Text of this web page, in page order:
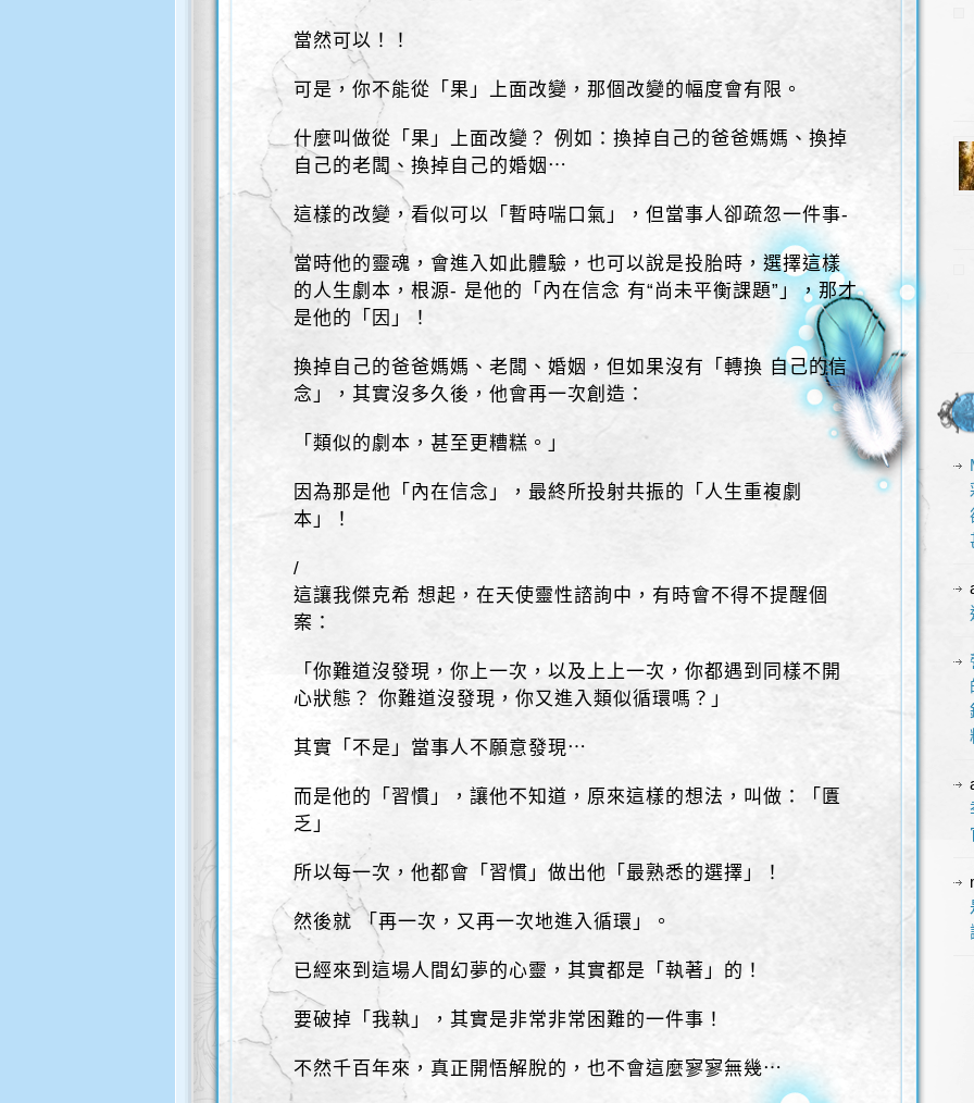
當然可以！！
可是，你不能從「果」上面改變，那個改變的幅度會有限。
什麼叫做從「果」上面改變？ 例如：換掉自己的爸爸媽媽、換掉
自己的老闆、換掉自己的婚姻⋯
這樣的改變，看似可以「暫時喘口氣」，但當事人卻疏忽一件事-
當時他的靈魂，會進入如此體驗，也可以說是投胎時，選擇這樣
的人生劇本，根源- 是他的「內在信念 有“尚未平衡課題”」，那才
是他的「因」！
換掉自己的爸爸媽媽、老闆、婚姻，但如果沒有「轉換 自己的信
念」，其實沒多久後，他會再一次創造：
「類似的劇本，甚至更糟糕。」
因為那是他「內在信念」，最終所投射共振的「人生重複劇
本」！
/
這讓我傑克希 想起，在天使靈性諮詢中，有時會不得不提醒個
案：
「你難道沒發現，你上一次，以及上上一次，你都遇到同樣不開
心狀態？ 你難道沒發現，你又進入類似循環嗎？」
其實「不是」當事人不願意發現⋯
而是他的「習慣」，讓他不知道，原來這樣的想法，叫做：「匱
乏」
所以每一次，他都會「習慣」做出他「最熟悉的選擇」！
然後就 「再一次，又再一次地進入循環」。
已經來到這場人間幻夢的心靈，其實都是「執著」的！
要破掉「我執」，其實是非常非常困難的一件事！
不然千百年來，真正開悟解脫的，也不會這麼寥寥無幾⋯